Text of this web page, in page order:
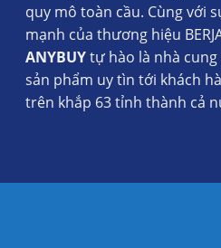
quy mô toàn cầu. Cùng với
mạnh của thương hiệu
ANYBUYtự hào là nhà cung
sản phẩm uy tìn tới khách
trên khắp 63 tỉnh thành cả